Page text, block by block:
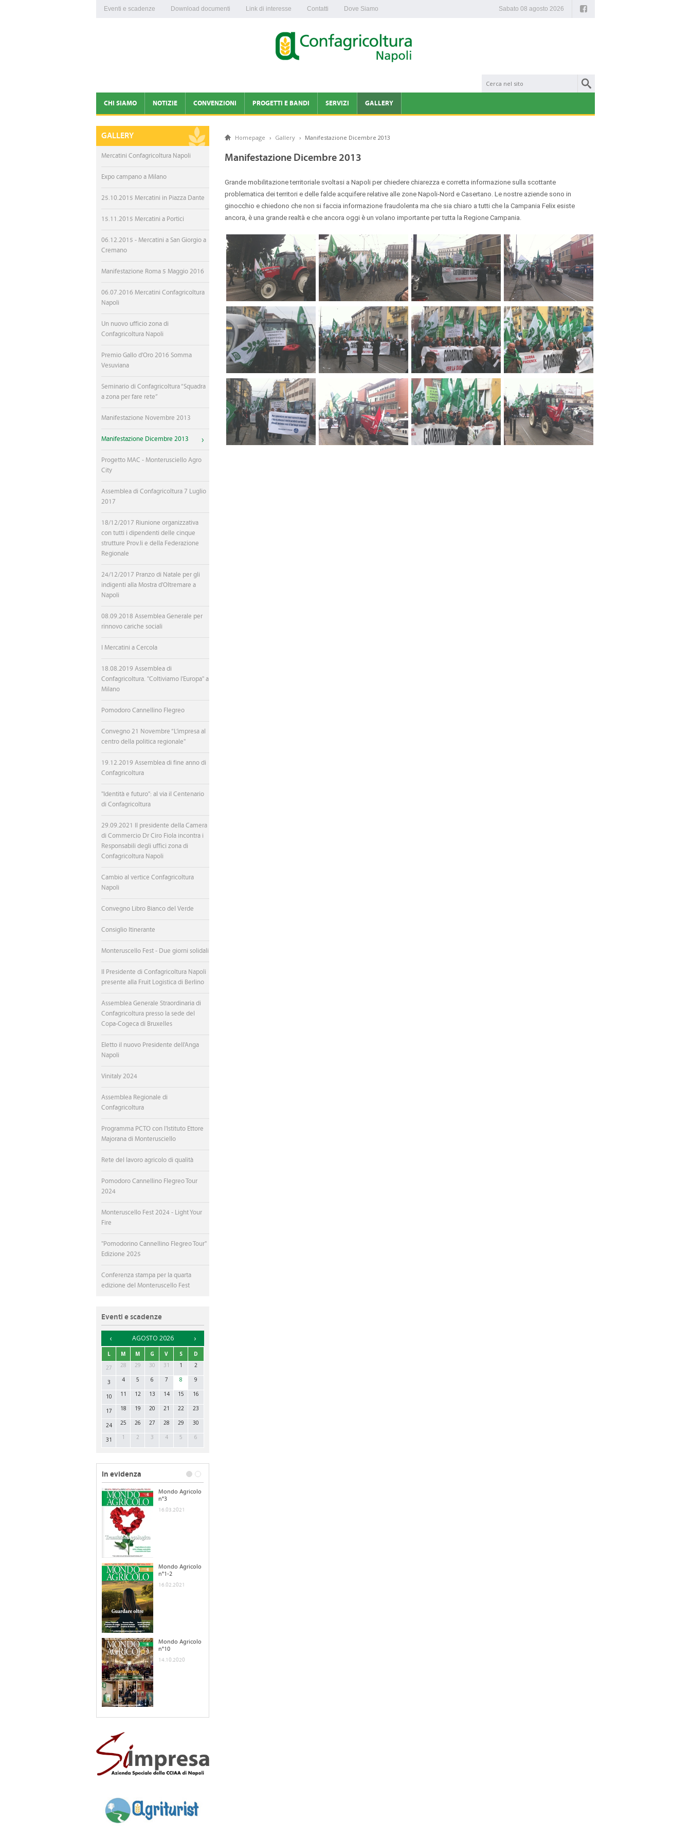
Eventi e scadenze Download documenti Link di interesse Contatti Dove Siamo Facebook
Sabato 08 agosto 2026
CHI SIAMO
PRESENTAZIONE
ORGANI DIRIGENTI
NOTIZIE
NEWS
PROVVEDIMENTI CORONAVIRUS
MERCATINI CONFAGRICOLTURA NAPOLI
100 ANNI DI CONFAGRICOLTURA
CONVENZIONI CONFAGRICOLTURA NAPOLI
GAL TERRA PROTETTA
GAL VESUVIO VERDE
MAC - MONTERUSCIELLO AGRO CITY
INTERNAZIONALIZZAZIONE
CONVENZIONI PROGETTI E BANDI SERVIZI GALLERY
GALLERY
Mercatini Confagricoltura Napoli
Expo campano a Milano
25.10.2015 Mercatini in Piazza Dante
15.11.2015 Mercatini a Portici
06.12.2015 - Mercatini a San Giorgio a
Cremano
Manifestazione Roma 5 Maggio 2016
06.07.2016 Mercatini Confagricoltura
Napoli
Un nuovo ufficio zona di
Confagricoltura Napoli
Premio Gallo d'Oro 2016 Somma
Vesuviana
Seminario di Confagricoltura “Squadra
a zona per fare rete”
Manifestazione Novembre 2013
Manifestazione Dicembre 2013
Progetto MAC - Monterusciello Agro
City
Assemblea di Confagricoltura 7 Luglio
2017
18/12/2017 Riunione organizzativa
con tutti i dipendenti delle cinque
strutture Prov.li e della Federazione
Regionale
24/12/2017 Pranzo di Natale per gli
indigenti alla Mostra d'Oltremare a
Napoli
08.09.2018 Assemblea Generale per
rinnovo cariche sociali
I Mercatini a Cercola
18.08.2019 Assemblea di
Confagricoltura. "Coltiviamo l'Europa" a
Milano
Pomodoro Cannellino Flegreo
Convegno 21 Novembre “L’impresa al
centro della politica regionale"
19.12.2019 Assemblea di fine anno di
Confagricoltura
"Identità e futuro": al via il Centenario
di Confagricoltura
29.09.2021 Il presidente della Camera
di Commercio Dr Ciro Fiola incontra i
Responsabili degli uffici zona di
Confagricoltura Napoli
Cambio al vertice Confagricoltura
Napoli
Convegno Libro Bianco del Verde
Consiglio Itinerante
Monteruscello Fest - Due giorni solidali
Il Presidente di Confagricoltura Napoli
presente alla Fruit Logistica di Berlino
Assemblea Generale Straordinaria di
Confagricoltura presso la sede del
Copa-Cogeca di Bruxelles
Eletto il nuovo Presidente dell'Anga
Napoli
Vinitaly 2024
Assemblea Regionale di
Confagricoltura
Programma PCTO con l'Istituto Ettore
Majorana di Monterusciello
Rete del lavoro agricolo di qualità
Pomodoro Cannellino Flegreo Tour
2024
Monteruscello Fest 2024 - Light Your
Fire
"Pomodorino Cannellino Flegreo Tour"
Edizione 2025
Conferenza stampa per la quarta
edizione del Monteruscello Fest
Eventi e scadenze
AGOSTO 2026 ►
L M M G V S
D
27
28 29 30 31 1 2
3 4 5 6 7 8 9
10 11 12 13 14 15 16
17 18 19 20 21 22 23
24 25 26 27 28 29 30
31 1 2 3 4 5 6
In evidenza
Mondo Agricolo
n°3
16.03.2021
Mondo Agricolo
n°1-2
16.02.2021
Mondo Agricolo
n°10
14.10.2020
Homepage › Gallery › Manifestazione Dicembre 2013
Manifestazione Dicembre 2013
Grande mobilitazione territoriale svoltasi a Napoli per chiedere chiarezza e corretta informazione sulla scottante
problematica dei territori e delle falde acquifere relative alle zone Napoli-Nord e Casertano. Le nostre aziende sono in
ginocchio e chiedono che non si faccia informazione fraudolenta ma che sia chiaro a tutti che la Campania Felix esiste
ancora, è una grande realtà e che ancora oggi è un volano importante per tutta la Regione Campania.